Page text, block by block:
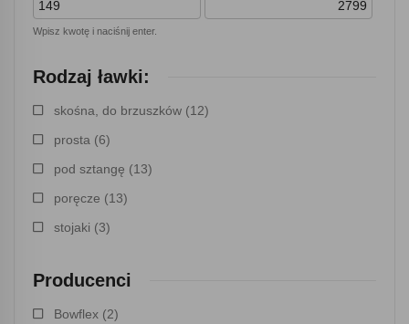
Wpisz kwotę i naciśnij enter.
Rodzaj ławki:
skośna, do brzuszków (12)
prosta (6)
pod sztangę (13)
poręcze (13)
stojaki (3)
Producenci
Bowflex (2)